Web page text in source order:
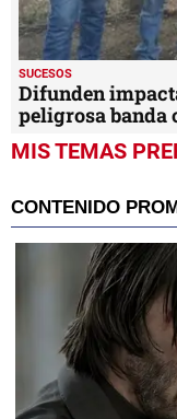
SUCESOS
Difunden
peligrosa banda
MIS TEMAS